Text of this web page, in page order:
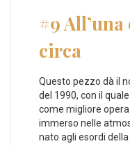
#9
circa
Questo pezzo dà il
del 1990, con il
come migliore
immerso nelle
nato agli esordi